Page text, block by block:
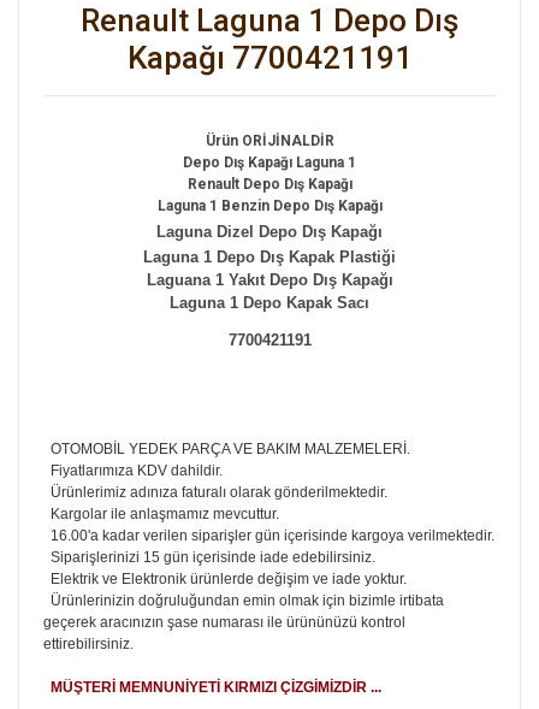
Renault Laguna 1 Depo Dış
Kapağı 7700421191
Ürün ORİJİNALDİR
Depo Dış Kapağı Laguna 1
Renault Depo Dış Kapağı
Laguna 1 Benzin Depo Dış Kapağı
Laguna Dizel Depo Dış Kapağı
Laguna 1 Depo Dış Kapak Plastiği
Laguana 1 Yakıt Depo Dış Kapağı
Laguna 1 Depo Kapak Sacı
7700421191
OTOMOBİL YEDEK PARÇA VE BAKIM MALZEMELERİ.
Fiyatlarımıza KDV dahildir.
Ürünlerimiz adınıza faturalı olarak gönderilmektedir.
Kargolar ile anlaşmamız mevcuttur.
16.00'a kadar verilen siparişler gün içerisinde kargoya verilmektedir.
Siparişlerinizi 15 gün içerisinde iade edebilirsiniz.
Elektrik ve Elektronik ürünlerde değişim ve iade yoktur.
Ürünlerinizin doğruluğundan emin olmak için bizimle irtibata
geçerek aracınızın şase numarası ile ürününüzü kontrol
ettirebilirsiniz.
MÜŞTERİ MEMNUNİYETİ KIRMIZI ÇİZGİMİZDİR ...